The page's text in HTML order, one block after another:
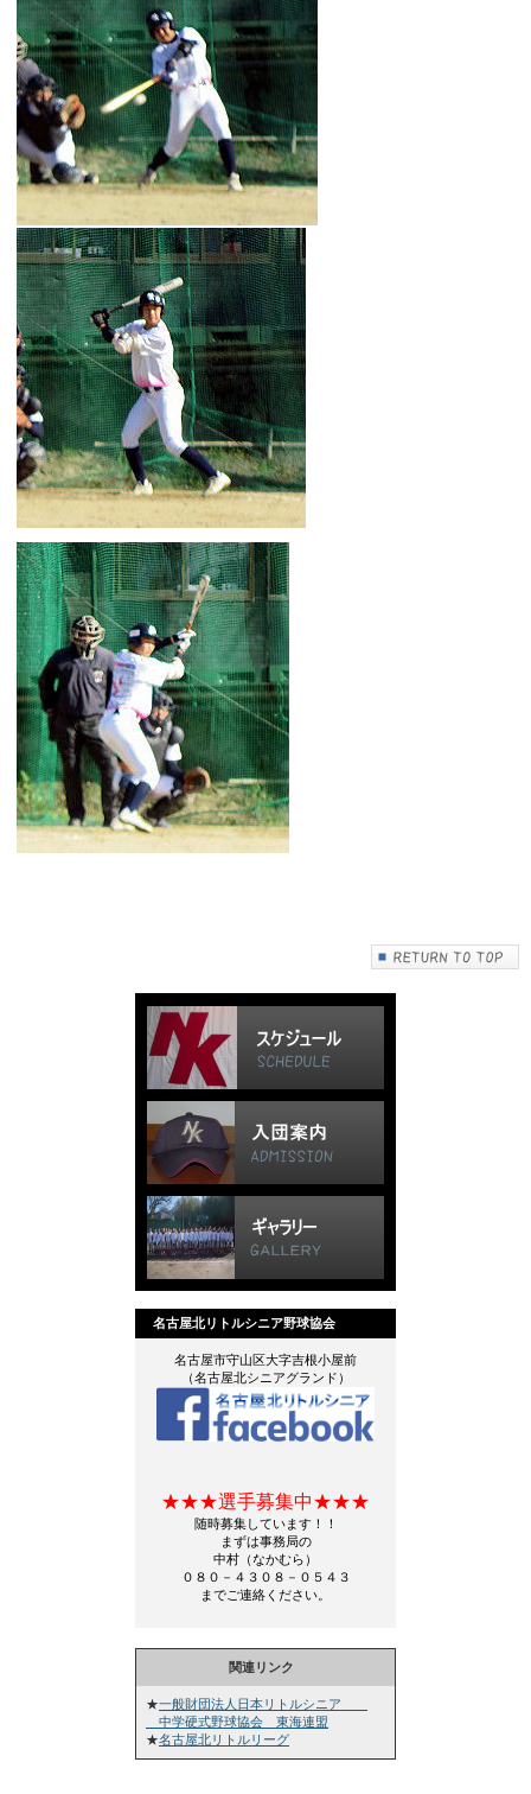
名古屋北リトルシニア野球協会
名古屋市守山区大字吉根小屋前
（名古屋北シニアグランド）
★★★選手募集中★★★
随時募集しています！！
まずは事務局の
中村（なかむら）
０８０－４３０８－０５４３
までご連絡ください。
関連リンク
★一般財団法人日本リトルシニア
中学硬式野球協会 東海連盟
★名古屋北リトルリーグ